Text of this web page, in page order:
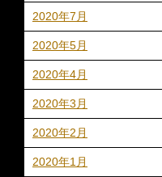
2020年7月
2020年5月
2020年4月
2020年3月
2020年2月
2020年1月